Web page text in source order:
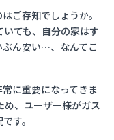
ご存知でしょうか。
ても、自分の家はす
ぶん安い…、なんてこ
に重要になってきま
、ユーザー様がガス
す。